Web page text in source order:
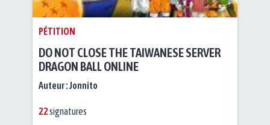
PÉTITION
DO NOT CLOSE THE TAIWANESE SERVER
DRAGON BALL ONLINE
Auteur :Jonnito
22signatures